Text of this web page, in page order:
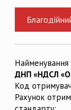
Найменування
ДНП «НДСЛ
Код
Рахунок